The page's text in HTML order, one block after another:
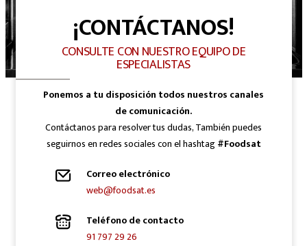
¡CONTÁCTANOS!
CONSULTE CON NUESTRO EQUIPO DE
ESPECIALISTAS
Ponemos a tu disposición todos nuestros canales
de comunicación.
Contáctanos para resolver tus dudas, También puedes
seguirnos en redes sociales con el hashtag#Foodsat
Correo electrónico
web@foodsat.es
Teléfono de contacto
91 797 29 26